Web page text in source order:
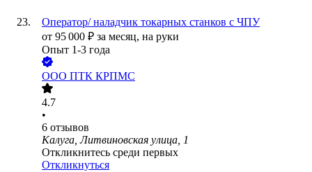
Оператор/ наладчик токарных станков с ЧПУ
от 95 000 ₽ за месяц, на руки
Опыт 1-3 года
ООО ПТК КРПМС
4.7
•
6 отзывов
Калуга, Литвиновская улица, 1
Откликнитесь среди первых
Откликнуться